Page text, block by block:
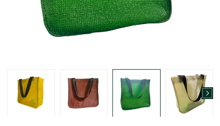
Mã giảm giá:
Ngày hết hạn: